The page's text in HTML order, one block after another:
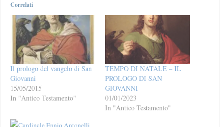
Correlati
Il prologo del vangelo di San
Giovanni
15/05/2015
In "Antico Testamento"
TEMPO DI NATALE – IL
PROLOGO DI SAN
GIOVANNI
01/01/2023
In "Antico Testamento"